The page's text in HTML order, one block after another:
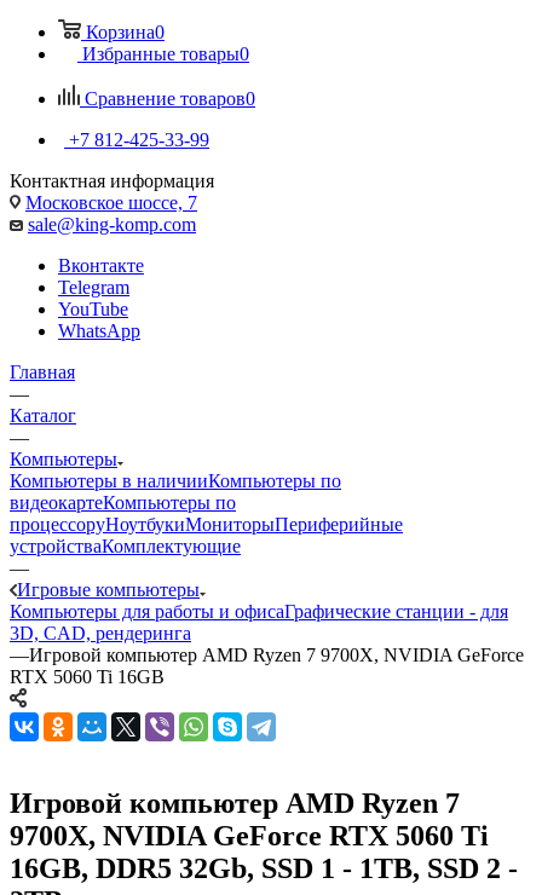
Корзина0
Избранные товары0
Сравнение товаров0
+7 812-425-33-99
Контактная информация
Московское шоссе, 7
sale@king-komp.com
Вконтакте
Telegram
YouTube
WhatsApp
Главная
—
Каталог
—
Компьютеры
Компьютеры в наличииКомпьютеры по
видеокартеКомпьютеры по
процессоруНоутбукиМониторыПериферийные
устройстваКомплектующие
—
Игровые компьютеры
Компьютеры для работы и офисаГрафические станции - для
3D, CAD, рендеринга
—Игровой компьютер AMD Ryzen 7 9700X, NVIDIA GeForce
RTX 5060 Ti 16GB
Игровой компьютер AMD Ryzen 7
9700X, NVIDIA GeForce RTX 5060 Ti
16GB, DDR5 32Gb, SSD 1 - 1TB, SSD 2 -